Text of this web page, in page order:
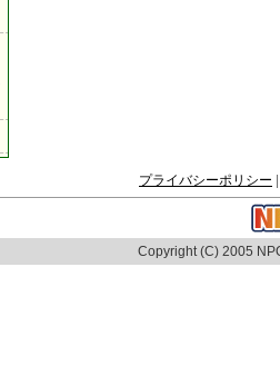
プライバシーポリシー
Copyright (C) 2005